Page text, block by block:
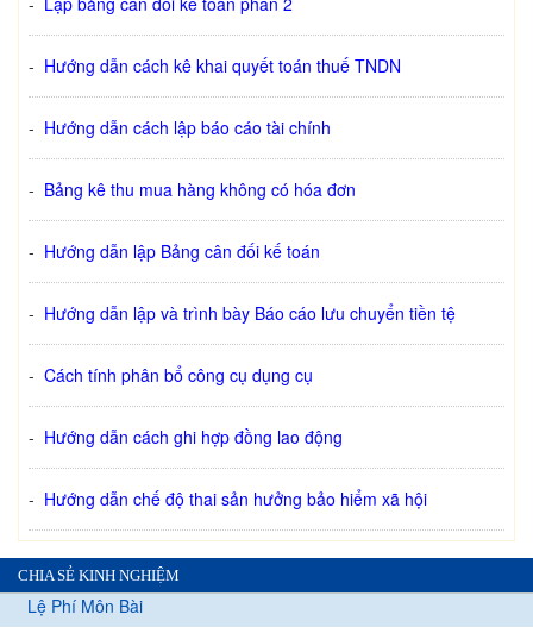
- Hướng dẫn cách kê khai quyết toán thuế TNDN
- Hướng dẫn cách lập báo cáo tài chính
- Bảng kê thu mua hàng không có hóa đơn
- Hướng dẫn lập Bảng cân đối kế toán
- Hướng dẫn lập và trình bày Báo cáo lưu chuyển tiền tệ
- Cách tính phân bổ công cụ dụng cụ
- Hướng dẫn cách ghi hợp đồng lao động
- Hướng dẫn chế độ thai sản hưởng bảo hiểm xã hội
CHIA SẺ KINH NGHIỆM
Lệ Phí Môn Bài